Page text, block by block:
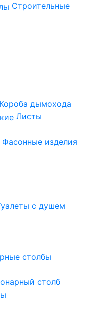
Строительные
Короба дымохода
Листы
Фасонные изделия
с душем
столбы
столб